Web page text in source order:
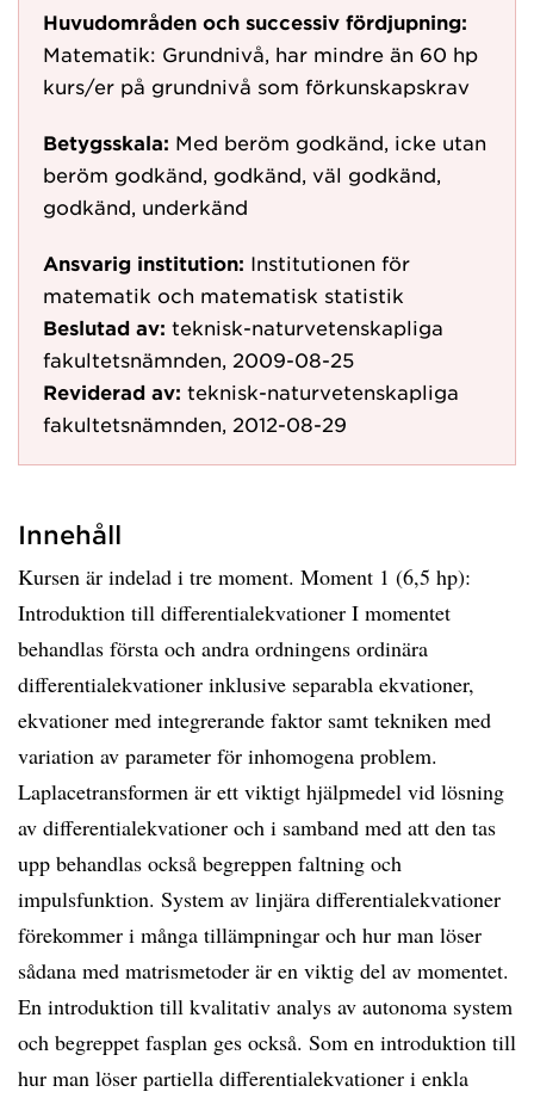
Huvudområden och successiv fördjupning:
Matematik: Grundnivå, har mindre än 60 hp
kurs/er på grundnivå som förkunskapskrav
Betygsskala: Med beröm godkänd, icke utan
beröm godkänd, godkänd, väl godkänd,
godkänd, underkänd
Ansvarig institution: Institutionen för
matematik och matematisk statistik
Beslutad av: teknisk-naturvetenskapliga
fakultetsnämnden, 2009-08-25
Reviderad av: teknisk-naturvetenskapliga
fakultetsnämnden, 2012-08-29
Innehåll
Kursen är indelad i tre moment. Moment 1 (6,5 hp):
Introduktion till differentialekvationer I momentet
behandlas första och andra ordningens ordinära
differentialekvationer inklusive separabla ekvationer,
ekvationer med integrerande faktor samt tekniken med
variation av parameter för inhomogena problem.
Laplacetransformen är ett viktigt hjälpmedel vid lösning
av differentialekvationer och i samband med att den tas
upp behandlas också begreppen faltning och
impulsfunktion. System av linjära differentialekvationer
förekommer i många tillämpningar och hur man löser
sådana med matrismetoder är en viktig del av momentet.
En introduktion till kvalitativ analys av autonoma system
och begreppet fasplan ges också. Som en introduktion till
hur man löser partiella differentialekvationer i enkla